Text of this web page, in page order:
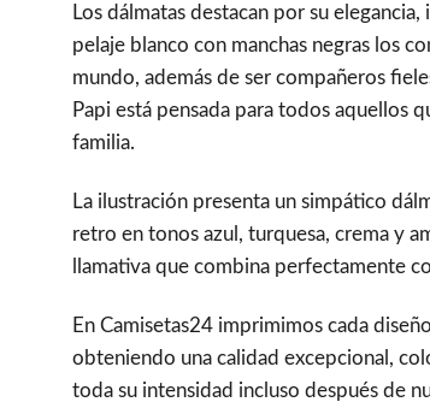
Los dálmatas destacan por su
pelaje blanco con manchas negras los
mundo, además de ser compañeros
Papi está pensada para todos aquellos
familia.
La ilustración presenta un simpático
retro en tonos azul, turquesa, crema y
llamativa que combina perfectamente
En Camisetas24 imprimimos cada
obteniendo una calidad excepcional,
toda su intensidad incluso después de